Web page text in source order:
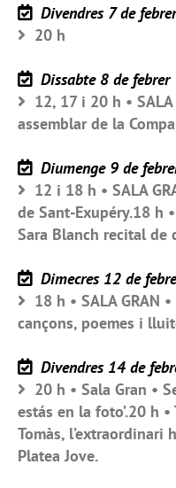
Divendres 7 de febrer
20 h
Dissabte 8 de febrer
12, 17 i 20 h •
assemblar de la
Diumenge 9 de
12 i 18 h • SALA
de Sant-Exupéry.18 h •
Sara Blanch recital de
Dimecres 12 de
18 h • SALA GRAN
cançons, poemes i
Divendres 14 de
20 h • Sala Gran •
estás en la foto’.20 h •
Tomàs, l’extraordinari
Platea Jove.